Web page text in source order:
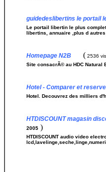
guidedeslibertins le portail
Le portail libertin le plus
libertins, annuaire ,plus d autres
Homepage N2B ( 2536
Site consacrÃ© au HDC Natural
Hotel - Comparer et
Hotel. Decouvrez des milliers
HTDISCOUNT magasin
2005 )
HTDISCOUNT audio video